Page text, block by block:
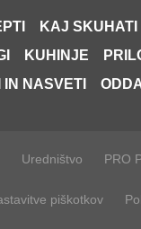
KAJ SKUHATI
KUHINJE
IN NASVETI
Uredništvo PRO
piškotkov